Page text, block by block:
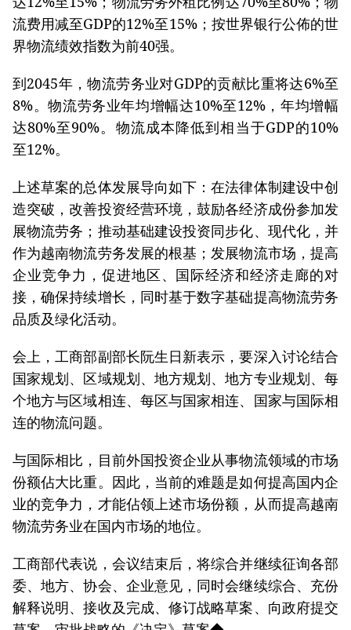
流费用减至GDP的12%至15%；按世界银行公佈的世
界物流绩效指数为前40强。
到2045年，物流劳务业对GDP的贡献比重将达6%至
8%。物流劳务业年均增幅达10%至12%，年均增幅
达80%至90%。物流成本降低到相当于GDP的10%
至12%。
上述草案的总体发展导向如下：在法律体制建设中创
造突破，改善投资经营环境，鼓励各经济成份参加发
展物流劳务；推动基础建设投资同步化、现代化，并
作为越南物流劳务发展的根基；发展物流市场，提高
企业竞争力，促进地区、国际经济和经济走廊的对
接，确保持续增长，同时基于数字基础提高物流劳务
品质及绿化活动。
会上，工商部副部长阮生日新表示，要深入讨论结合
国家规划、区域规划、地方规划、地方专业规划、每
个地方与区域相连、每区与国家相连、国家与国际相
连的物流问题。
与国际相比，目前外国投资企业从事物流领域的市场
份额佔大比重。因此，当前的难题是如何提高国内企
业的竞争力，才能佔领上述市场份额，从而提高越南
物流劳务业在国内市场的地位。
工商部代表说，会议结束后，将综合并继续征询各部
委、地方、协会、企业意见，同时会继续综合、充份
解释说明、接收及完成、修订战略草案、向政府提交